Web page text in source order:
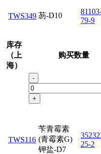
TWS349 芴-D10
79-9
库存
（上
海）
购买数量
-
+
TWS116
苄青霉素
(青霉素G)
钾盐-D7
25-2